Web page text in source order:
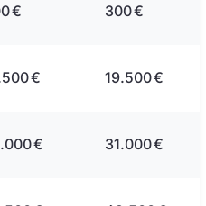
€ 300 €
€ 19.500 €
€ 31.000 €